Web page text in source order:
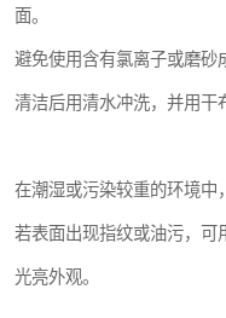
面。
避免使用含有氯离子或磨砂
清洁后用清水冲洗，并用干
在潮湿或污染较重的环境中
若表面出现指纹或油污，可
光亮外观。